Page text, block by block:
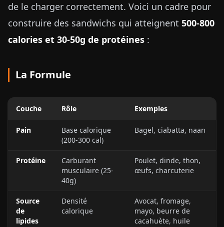
de le charger correctement. Voici un cadre pour
construire des sandwichs qui atteignent 500-800
calories et 30-50g de protéines :
La Formule
Couche Rôle Exemples
Pain
Base calorique
(200-300 cal)
Bagel, ciabatta, naan
Protéine
Carburant
musculaire (25-
40g)
Poulet, dinde, thon,
œufs, charcuterie
Source
de
lipides
Densité
calorique
Avocat, fromage,
mayo, beurre de
cacahuète, huile